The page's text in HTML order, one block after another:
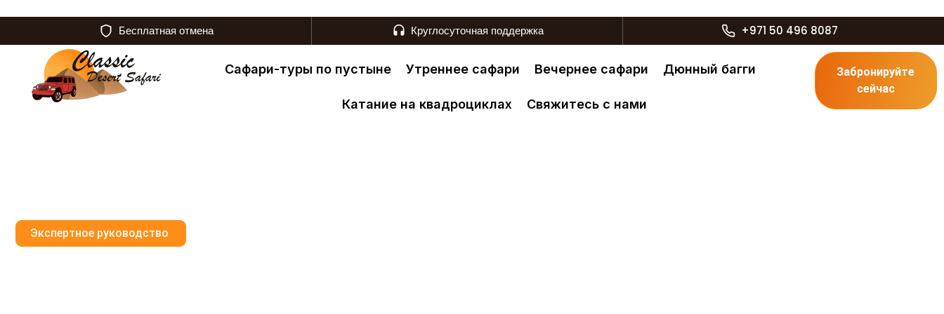
Бесплатная отмена Круглосуточная поддержка +971 50 496 8087
Сафари-туры по пустыне Утреннее сафари Вечернее сафари Дюнный багги
Катание на квадроциклах Свяжитесь с нами
Забронируйте
сейчас
Экспертное руководство